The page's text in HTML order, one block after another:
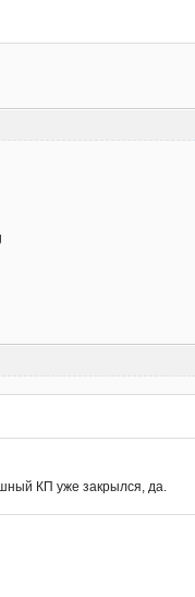
КП уже закрылся, да.